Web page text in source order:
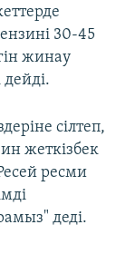
30-45
жинау
сілтеп,
жеткізбек
ресми
деді.